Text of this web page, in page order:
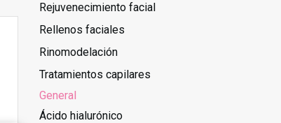
Rejuvenecimiento facial
Rellenos faciales
Rinomodelación
Tratamientos capilares
General
Ácido hialurónico